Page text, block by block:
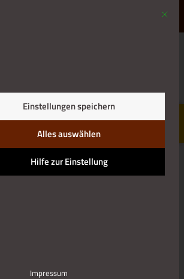
Mit
werden.
Einstellungen speichern
Alles auswählen
Hilfe zur Einstellung
Impressum